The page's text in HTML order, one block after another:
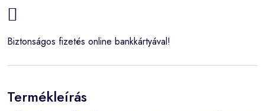
Biztonságos fizetés online bankkártyával!
Termékleírás